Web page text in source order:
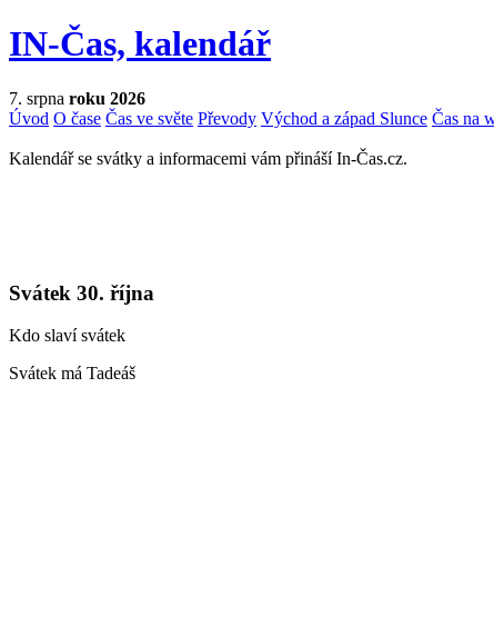
IN-Čas, kalendář
7. srpna roku 2026
Úvod O čase Čas ve světe Převody Východ a západ Slunce Čas na
Kalendář se svátky a informacemi vám přináší In-Čas.cz.
Svátek 30. října
Kdo slaví svátek
Svátek má Tadeáš